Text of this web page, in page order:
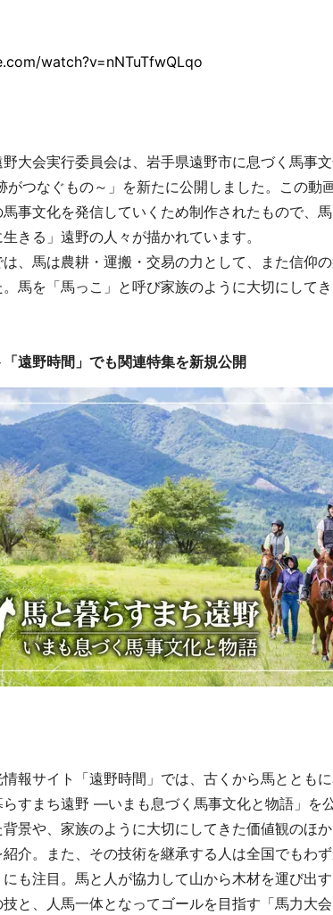
watch?v=nNTuTfwQLqo
大会実行委員会は、岩手県遠野市に息づく馬事
がつなぐもの～」を新たに公開しました。この動
事文化を発信していくため制作されたもので、
きる」遠野の人々が描かれています。
、馬は農耕・運搬・交易の力として、また信仰
馬を「馬っこ」と呼び家族のように大切にして
遠野時間」でも関連特集を新規公開
報サイト「遠野時間」では、古くから馬ととも
すまち遠野 ―いまも息づく馬事文化と物語」を公
景や、家族のように大切にしてきた価値観のほ
紹介。また、その技術を継承する人は全国でもわ
にも注目。馬と人が協力して山から木材を運び出
と、人馬一体となってゴールを目指す「馬力大会